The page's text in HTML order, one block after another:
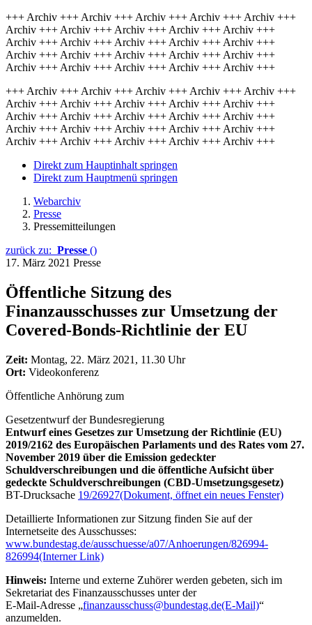
+++ Archiv +++ Archiv +++ Archiv +++ Archiv +++ Archiv +++
Archiv +++ Archiv +++ Archiv +++ Archiv +++ Archiv +++
Archiv +++ Archiv +++ Archiv +++ Archiv +++ Archiv +++
Archiv +++ Archiv +++ Archiv +++ Archiv +++ Archiv +++
Archiv +++ Archiv +++ Archiv +++ Archiv +++ Archiv +++
+++ Archiv +++ Archiv +++ Archiv +++ Archiv +++ Archiv +++
Archiv +++ Archiv +++ Archiv +++ Archiv +++ Archiv +++
Archiv +++ Archiv +++ Archiv +++ Archiv +++ Archiv +++
Archiv +++ Archiv +++ Archiv +++ Archiv +++ Archiv +++
Archiv +++ Archiv +++ Archiv +++ Archiv +++ Archiv +++
Direkt zum Hauptinhalt springen
Direkt zum Hauptmenü springen
Webarchiv
Presse
Pressemitteilungen
zurück zu: Presse ()
17. März 2021 Presse
Öffentliche Sitzung des
Finanzausschusses zur Umsetzung der
Covered-Bonds-Richtlinie der EU
Zeit: Montag, 22. März 2021, 11.30 Uhr
Ort: Videokonferenz
Öffentliche Anhörung zum
Gesetzentwurf der Bundesregierung
Entwurf eines Gesetzes zur Umsetzung der Richtlinie (EU)
2019/2162 des Europäischen Parlaments und des Rates vom 27.
November 2019 über die Emission gedeckter
Schuldverschreibungen und die öffentliche Aufsicht über
gedeckte Schuldverschreibungen (CBD-Umsetzungsgesetz)
BT-Drucksache 19/26927(Dokument, öffnet ein neues Fenster)
Detaillierte Informationen zur Sitzung finden Sie auf der
Internetseite des Ausschusses:
www.bundestag.de/ausschuesse/a07/Anhoerungen/826994-
826994(Interner Link)
Hinweis: Interne und externe Zuhörer werden gebeten, sich im
Sekretariat des Finanzausschusses unter der
E-Mail-Adresse „finanzausschuss@bundestag.de(E-Mail)“
anzumelden.